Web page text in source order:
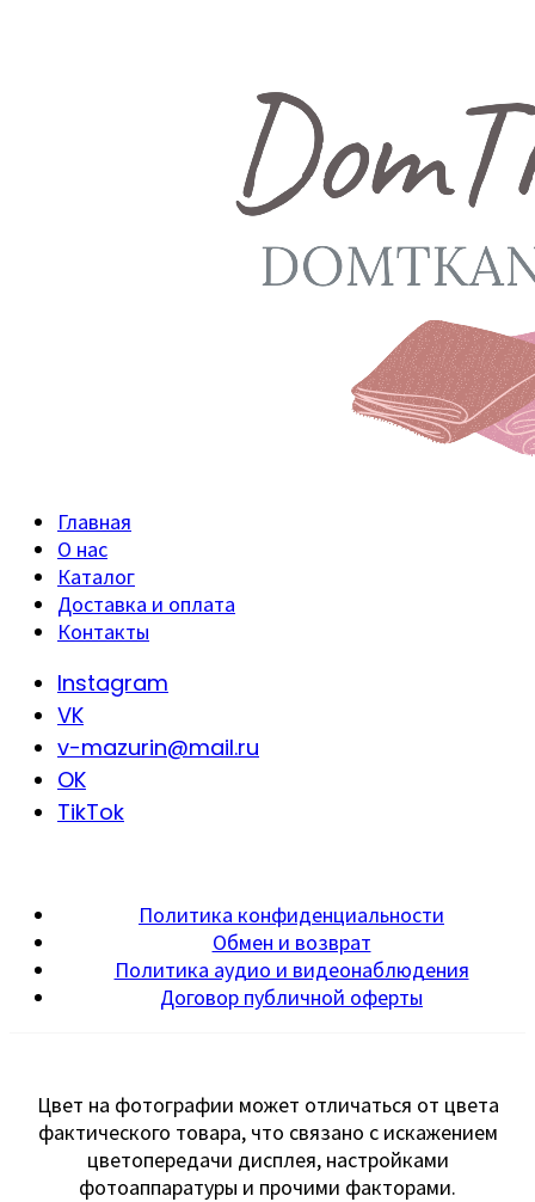
Главная
О нас
Каталог
Доставка и оплата
Контакты
Instagram
VK
v-mazurin@mail.ru
OK
TikTok
Политика конфиденциальности
Обмен и возврат
Политика аудио и видеонаблюдения
Договор публичной оферты
Цвет на фотографии может отличаться от цвета
фактического товара, что связано с искажением
цветопередачи дисплея, настройками
фотоаппаратуры и прочими факторами.